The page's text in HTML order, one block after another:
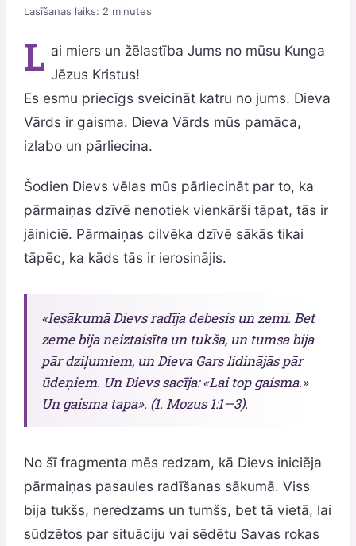
Lasīšanas laiks: 2 minutes
L ai miers un žēlastība Jums no mūsu Kunga
Jēzus Kristus!
Es esmu priecīgs sveicināt katru no jums. Dieva
Vārds ir gaisma. Dieva Vārds mūs pamāca,
izlabo un pārliecina.
Šodien Dievs vēlas mūs pārliecināt par to, ka
pārmaiņas dzīvē nenotiek vienkārši tāpat, tās ir
jāiniciē. Pārmaiņas cilvēka dzīvē sākās tikai
tāpēc, ka kāds tās ir ierosinājis.
«Iesākumā Dievs radīja debesis un zemi. Bet
zeme bija neiztaisīta un tukša, un tumsa bija
pār dziļumiem, un Dieva Gars lidinājās pār
ūdeņiem. Un Dievs sacīja: «Lai top gaisma.»
Un gaisma tapa». (1. Mozus 1:1—3).
No šī fragmenta mēs redzam, kā Dievs iniciēja
pārmaiņas pasaules radīšanas sākumā. Viss
bija tukšs, neredzams un tumšs, bet tā vietā, lai
sūdzētos par situāciju vai sēdētu Savas rokas